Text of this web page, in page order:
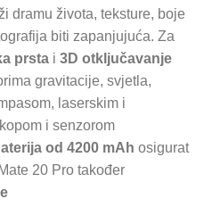
dramu života, teksture, boje
biti zapanjujuća. Za
prsta i 3D otključavanje
gravitacije, svjetla,
laserskim i
i senzorom
od 4200 mAh osigurat
20 Pro također